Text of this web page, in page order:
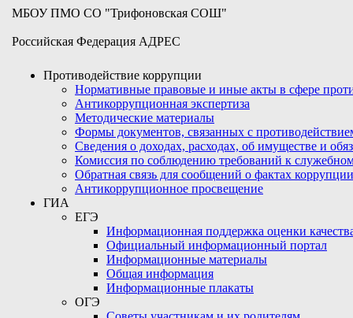
МБОУ ПМО СО "Трифоновская СОШ"
Российская Федерация АДРЕС
Противодействие коррупции
Нормативные правовые и иные акты в сфере
Антикоррупционная экспертиза
Методические материалы
Формы документов, связанных с
Сведения о доходах, расходах, об имуществе и
Комиссия по соблюдению требований к
Обратная связь для сообщений о фактах коррупции
Антикоррупционное просвещение
ГИА
ЕГЭ
Информационная поддержка оценки
Официальный информационный портал
Информационные материалы
Общая информация
Информационные плакаты
ОГЭ